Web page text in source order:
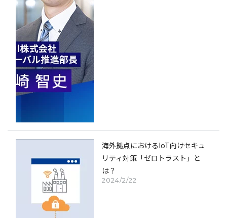
2024/2/22
海外拠点におけるIoT向けセキュ
リティ対策「ゼロトラスト」と
は？